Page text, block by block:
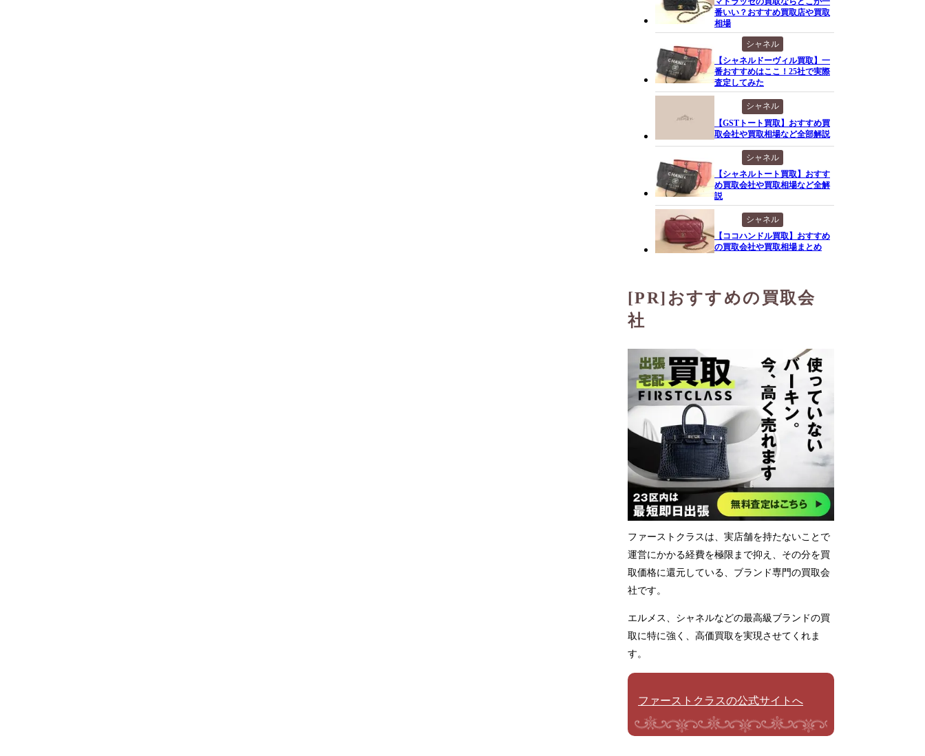
番いい？おすすめ買取店や買取
相場
シャネル
【シャネルドーヴィル買取】一
番おすすめはここ！25社で実際
査定してみた
シャネル
【GSTトート買取】おすすめ買
取会社や買取相場など全部解説
シャネル
【シャネルトート買取】おすす
め買取会社や買取相場など全解
説
シャネル
【ココハンドル買取】おすすめ
の買取会社や買取相場まとめ
[PR]おすすめの買取会
社
ファーストクラスは、実店舗を持たないことで
運営にかかる経費を極限まで抑え、その分を買
取価格に還元している、ブランド専門の買取会
社です。
エルメス、シャネルなどの最高級ブランドの買
取に特に強く、高価買取を実現させてくれま
す。
ファーストクラスの公式サイトへ